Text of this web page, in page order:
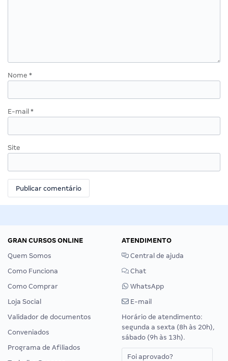
Nome *
E-mail *
Site
GRAN CURSOS ONLINE
Quem Somos
Como Funciona
Como Comprar
Loja Social
Validador de documentos
Conveniados
Programa de Afiliados
ATENDIMENTO
Central de ajuda
Chat
WhatsApp
E-mail
Horário de atendimento:
segunda a sexta (8h às 20h),
sábado (9h às 13h).
Foi aprovado?